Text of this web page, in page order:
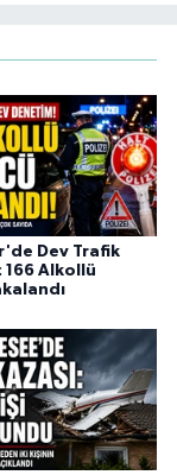
Dev Trafik
166 Alkollü